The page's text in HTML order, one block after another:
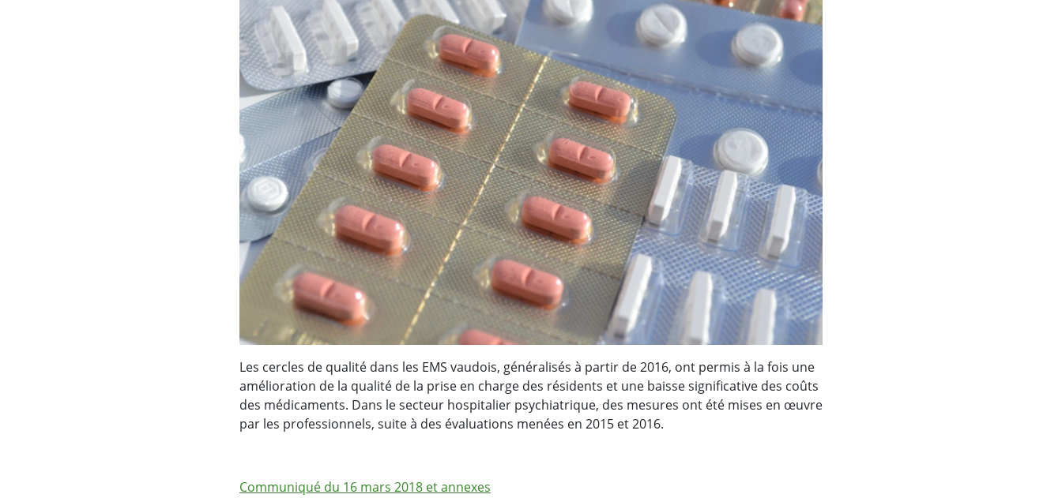
Les cercles de qualité dans les EMS vaudois, généralisés à partir de 2016, ont permis à la fois une
amélioration de la qualité de la prise en charge des résidents et une baisse significative des coûts
des médicaments. Dans le secteur hospitalier psychiatrique, des mesures ont été mises en œuvre
par les professionnels, suite à des évaluations menées en 2015 et 2016.
Communiqué du 16 mars 2018 et annexes